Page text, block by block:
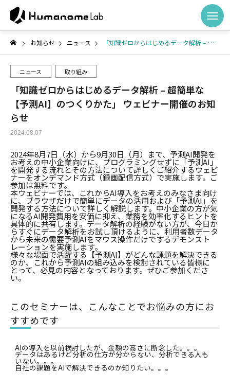
お知らせ ニュース 「知識ゼロからはじめるデータ解析 – 超簡単な【予測AI】のつくりかた」 ウェビナー開催のお知らせ
ニュース 取り組み
「知識ゼロからはじめるデータ解析 – 超簡単な
【予測AI】のつくりかた」 ウェビナー開催のお知
らせ
2024.08.07
2024年8月7日（水）から9月30日（月）まで、予測AI開発を
お考えの中小企業向けに、プログラミングせずに「予測AI」
を開発する流れとその方法について詳しくご紹介するウェビ
ナーをオンデマンド方式（録画配信方式）で実施します。ご
参加は無料です。
本ウェビナーでは、これからAI導入をお考えのみなさま向け
に、ブラウザだけで簡単にデータの活用および「予測AI」を
開発する方法について詳しく解説します。中小企業の方が気
になるAI開発費用を安価に抑え、業務を効率化するヒントを
具体的に共有します。データ解析の経験がない方が、今日か
らすぐにデータ解析をお試し頂けるように、利用者数データ
から未来の需要予測AIをマウス操作だけでするデモンスト
レーションを実施します。
様々な場面で活躍する【予測AI】がどんな課題を解決できる
のか、これから予測AIの組み込みを検討されている皆様に
とって、必見の内容となっております。ぜひご参加くださ
い。
このセミナーは、こんなことでお悩みの方にお
すすめです
AIの導入を以前検討したが、金額の高さに断念した。。。
データはあるけど分析の仕方が分からない、分析できる人も
いない。。。
自社の課題をAIで解決できるのか知りたい。。。